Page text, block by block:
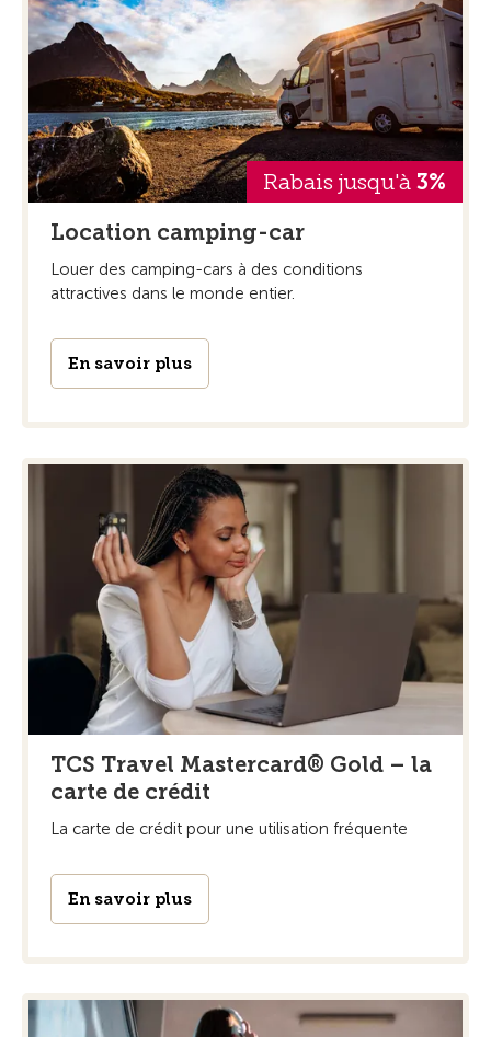
Rabais jusqu'à 3%
Location camping-car
Louer des camping-cars à des conditions
attractives dans le monde entier.
En savoir plus
TCS Travel Mastercard® Gold – la
carte de crédit
La carte de crédit pour une utilisation fréquente
En savoir plus